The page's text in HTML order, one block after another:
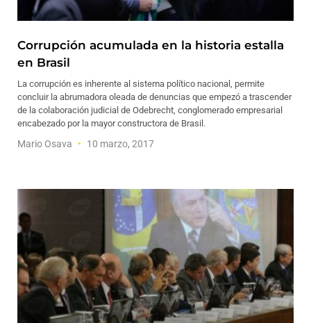
Corrupción acumulada en la historia estalla
en Brasil
La corrupción es inherente al sistema político nacional, permite
concluir la abrumadora oleada de denuncias que empezó a trascender
de la colaboración judicial de Odebrecht, conglomerado empresarial
encabezado por la mayor constructora de Brasil.
Mario Osava 10 marzo, 2017